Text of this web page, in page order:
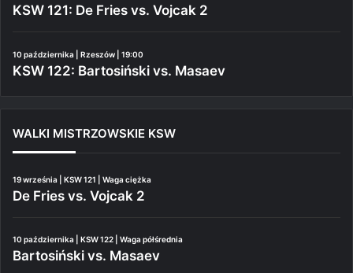
KSW 121: De Fries vs. Vojcak 2
10 października | Rzeszów | 19:00
KSW 122: Bartosiński vs. Masaev
WALKI MISTRZOWSKIE KSW
19 września | KSW 121 | Waga ciężka
De Fries vs. Vojcak 2
10 października | KSW 122 | Waga półśrednia
Bartosiński vs. Masaev